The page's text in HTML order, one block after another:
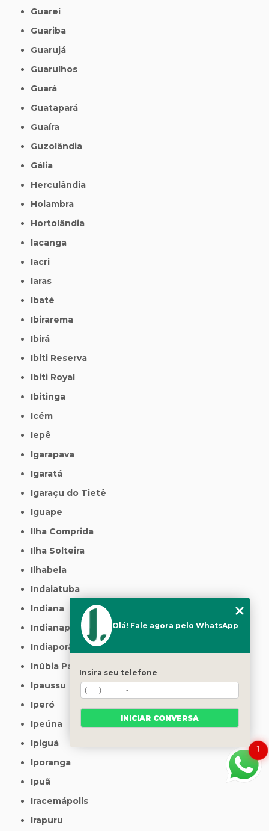
Guareí
Guariba
Guarujá
Guarulhos
Guará
Guatapará
Guaíra
Guzolândia
Gália
Herculândia
Holambra
Hortolândia
Iacanga
Iacri
Iaras
Ibaté
Ibirarema
Ibirá
Ibiti Reserva
Ibiti Royal
Ibitinga
Icém
Iepê
Igarapava
Igaratá
Igaraçu do Tietê
Iguape
Ilha Comprida
Ilha Solteira
Ilhabela
Indaiatuba
Indiana
Indianapolis
Indiaporã
Inúbia Paulista
Ipaussu
Iperó
Ipeúna
Ipiguá
Iporanga
Ipuã
Iracemápolis
Irapuru
1
Olá! Fale agora pelo WhatsApp
Insira seu telefone
INICIAR CONVERSA